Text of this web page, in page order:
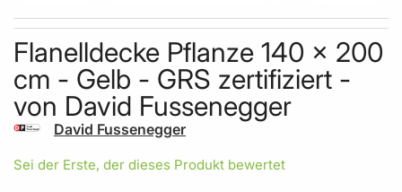
Skip to the beginning of the images gallery
Flanelldecke Pflanze 140 x 200
cm - Gelb - GRS zertifiziert -
von David Fussenegger
David Fussenegger
Sei der Erste, der dieses Produkt bewertet